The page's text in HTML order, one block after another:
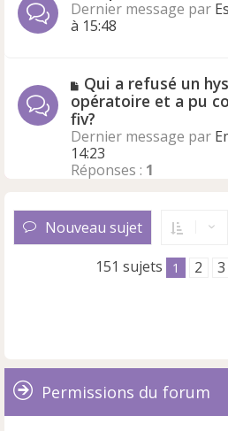
Dernier message par
à 15:48
Qui a refusé un
opératoire et a pu
fiv?
Dernier message par
14:23
Réponses : 1
Nouveau sujet
151 sujets
1 2 3
Permissions du forum